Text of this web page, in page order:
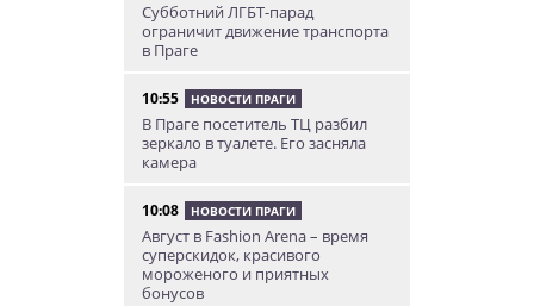
Субботний ЛГБТ-парад
ограничит движение транспорта
в Праге
10:55 НОВОСТИ ПРАГИ
В Праге посетитель ТЦ разбил
зеркало в туалете. Его засняла
камера
10:08 НОВОСТИ ПРАГИ
Август в Fashion Arena – время
суперскидок, красивого
мороженого и приятных
бонусов